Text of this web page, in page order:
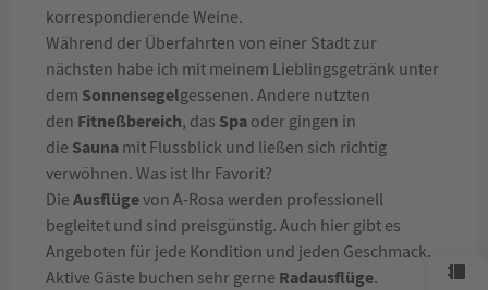
korrespondierende Weine.
Während der Überfahrten von einer Stadt zur
nächsten habe ich mit meinem Lieblingsgetränk unter
dem Sonnensegelgessenen. Andere nutzten
den Fitneßbereich, das Spa oder gingen in
die Sauna mit Flussblick und ließen sich richtig
verwöhnen. Was ist Ihr Favorit?
Die Ausflügevon A-Rosa werden professionell
begleitet und sind preisgünstig. Auch hier gibt es
Angeboten für jede Kondition und jeden Geschmack.
Aktive Gäste buchen sehr gerne Radausflüge.